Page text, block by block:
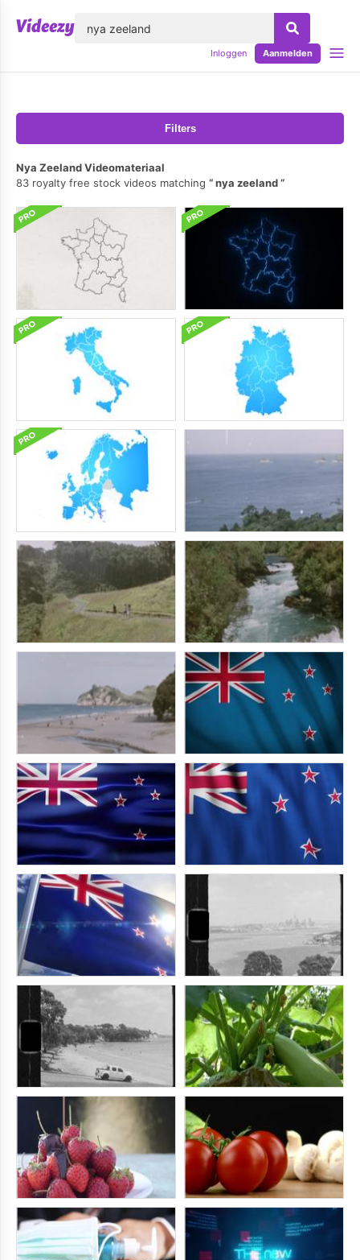
Inloggen Aanmelden
Filters
Nya Zeeland Videomateriaal
83 royalty free stock videos matching
nya zeeland